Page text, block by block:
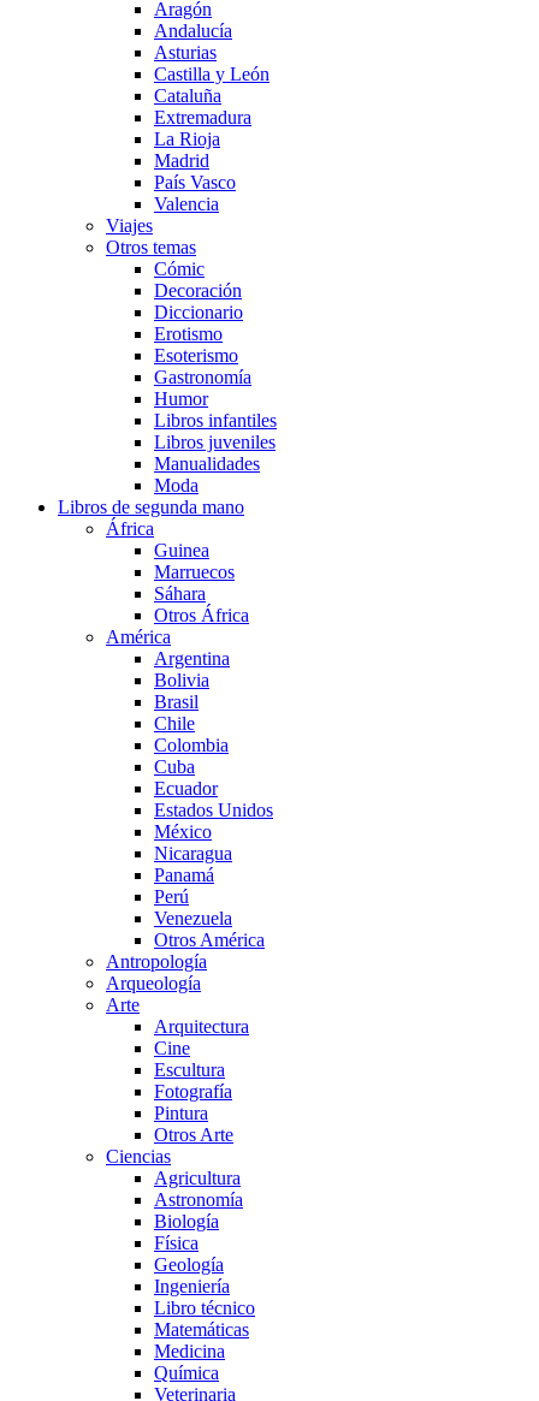
Aragón
Andalucía
Asturias
Castilla y León
Cataluña
Extremadura
La Rioja
Madrid
País Vasco
Valencia
Viajes
Otros temas
Cómic
Decoración
Diccionario
Erotismo
Esoterismo
Gastronomía
Humor
Libros infantiles
Libros juveniles
Manualidades
Moda
Libros de segunda mano
África
Guinea
Marruecos
Sáhara
Otros África
América
Argentina
Bolivia
Brasil
Chile
Colombia
Cuba
Ecuador
Estados Unidos
México
Nicaragua
Panamá
Perú
Venezuela
Otros América
Antropología
Arqueología
Arte
Arquitectura
Cine
Escultura
Fotografía
Pintura
Otros Arte
Ciencias
Agricultura
Astronomía
Biología
Física
Geología
Ingeniería
Libro técnico
Matemáticas
Medicina
Química
Veterinaria